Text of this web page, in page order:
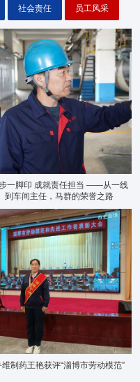
社会责任 员工风采
一脚印 成就责任担当 ——从一线
到车间主任，马群的荣誉之路
维制药王艳获评“淄博市劳动模范”